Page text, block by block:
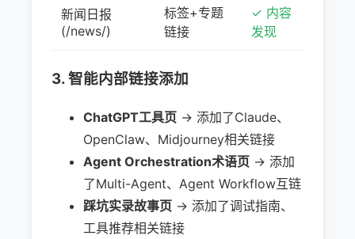
新闻日报
(/news/)
标签+专题
链接
✓ 内容
发现
3. 智能内部链接添加
ChatGPT工具页 → 添加了Claude、
OpenClaw、Midjourney相关链接
Agent Orchestration术语页 → 添加
了Multi-Agent、Agent Workflow互链
踩坑实录故事页 → 添加了调试指南、
工具推荐相关链接